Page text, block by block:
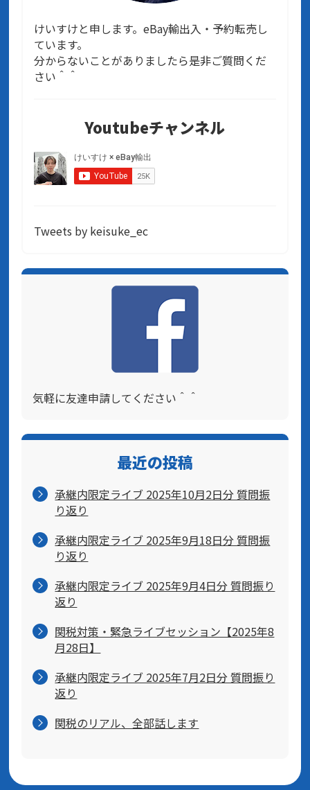
けいすけと申します。eBay輸出入・予約転売し
ています。
分からないことがありましたら是非ご質問くだ
さい＾＾
Youtubeチャンネル
Tweets by keisuke_ec
気軽に友達申請してください＾＾
最近の投稿
承継内限定ライブ 2025年10月2日分 質問振
り返り
承継内限定ライブ 2025年9月18日分 質問振
り返り
承継内限定ライブ 2025年9月4日分 質問振り
返り
関税対策・緊急ライブセッション【2025年8
月28日】
承継内限定ライブ 2025年7月2日分 質問振り
返り
関税のリアル、全部話します